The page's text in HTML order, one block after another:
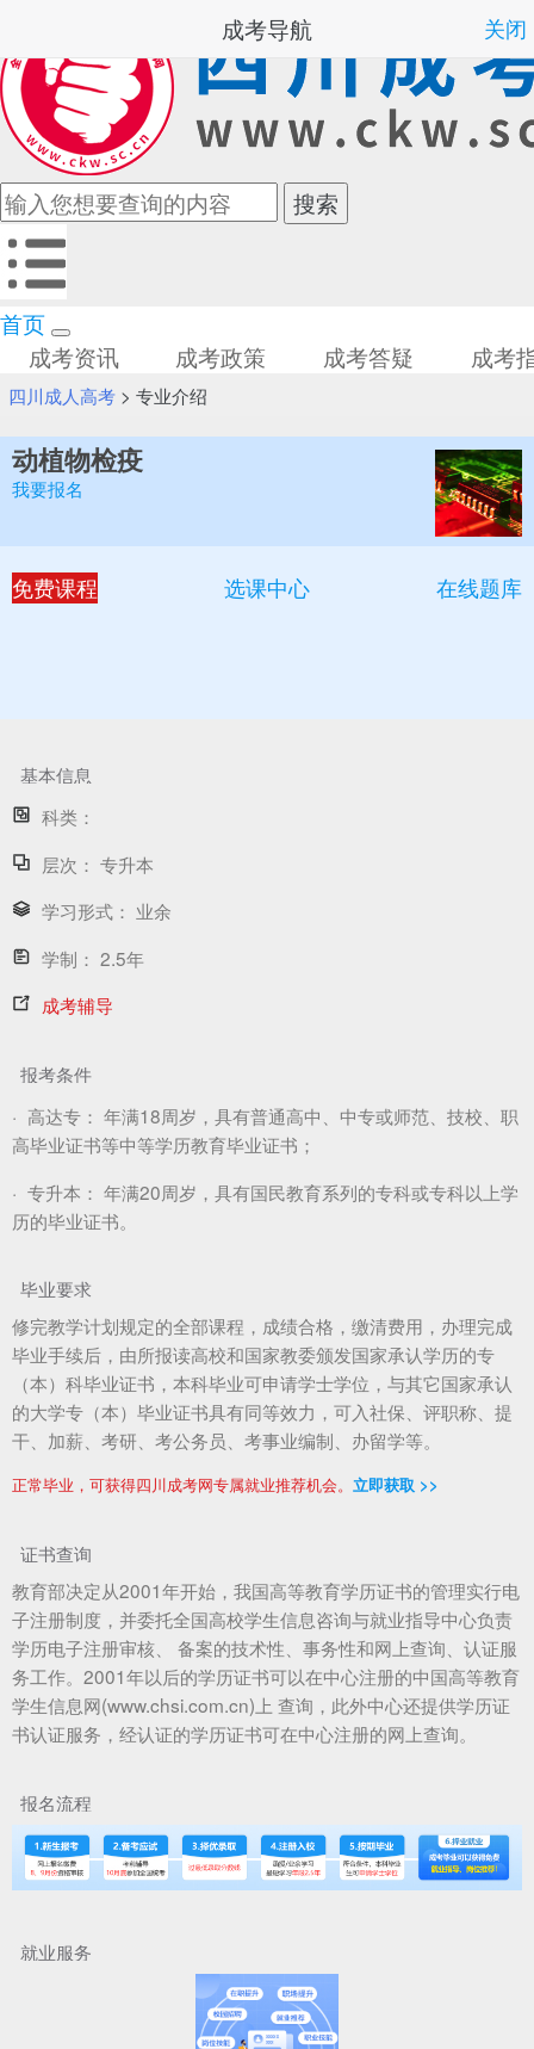
首页
成考资讯
成考政策 成考答疑 成考
四川成人高考> 专业介绍
动植物检疫
我要报名
免费课程 选课中心 在线题库
基本信息
科类：
层次： 专升本
学习形式： 业余
学制： 2.5年
成考辅导
报考条件
· 高达专： 年满18周岁，具有普通高中、中专或师范、技校、职
高毕业证书等中等学历教育毕业证书；
· 专升本： 年满20周岁，具有国民教育系列的专科或专科以上学
历的毕业证书。
毕业要求
修完教学计划规定的全部课程，成绩合格，缴清费用，办理完成
毕业手续后，由所报读高校和国家教委颁发国家承认学历的专
（本）科毕业证书，本科毕业可申请学士学位，与其它国家承认
的大学专（本）毕业证书具有同等效力，可入社保、评职称、提
干、加薪、考研、考公务员、考事业编制、办留学等。
正常毕业，可获得四川成考网专属就业推荐机会。 立即获取 >>
证书查询
教育部决定从2001年开始，我国高等教育学历证书的管理实行电
子注册制度，并委托全国高校学生信息咨询与就业指导中心负责
学历电子注册审核、 备案的技术性、事务性和网上查询、认证服
务工作。2001年以后的学历证书可以在中心注册的中国高等教育
学生信息网(www.chsi.com.cn)上 查询，此外中心还提供学历证
书认证服务，经认证的学历证书可在中心注册的网上查询。
报名流程
就业服务
成考导航 关闭